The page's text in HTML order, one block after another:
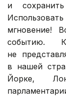
и
мгновение!
событию.
не
в нашей
Йорке,